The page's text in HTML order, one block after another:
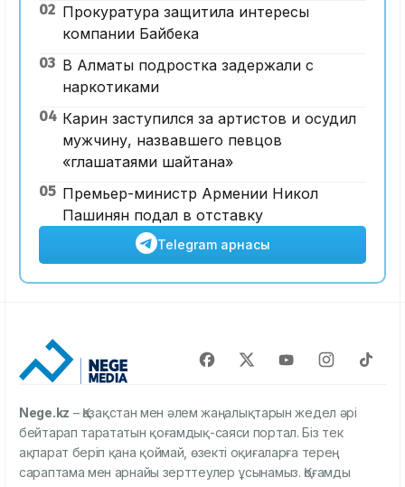
02 Прокуратура защитила интересы
компании Байбека
03 В Алматы подростка задержали с
наркотиками
04 Карин заступился за артистов и осудил
мужчину, назвавшего певцов
«глашатаями шайтана»
05 Премьер-министр Армении Никол
Пашинян подал в отставку
Telegram арнасы
Nege.kz – Қазақстан мен әлем жаңалықтарын жедел әрі
бейтарап тарататын қоғамдық-саяси портал. Біз тек
ақпарат беріп қана қоймай, өзекті оқиғаларға терең
сараптама мен арнайы зерттеулер ұсынамыз. Қоғамды